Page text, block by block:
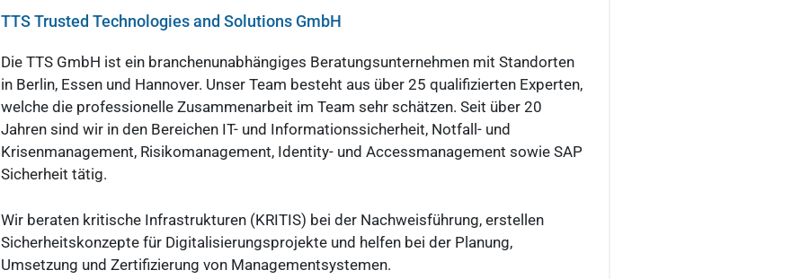
TTS Trusted Technologies and Solutions GmbH
Die TTS GmbH ist ein branchenunabhängiges Beratungsunternehmen mit Standorten
in Berlin, Essen und Hannover. Unser Team besteht aus über 25 qualifizierten Experten,
welche die professionelle Zusammenarbeit im Team sehr schätzen. Seit über 20
Jahren sind wir in den Bereichen IT- und Informationssicherheit, Notfall- und
Krisenmanagement, Risikomanagement, Identity- und Accessmanagement sowie SAP
Sicherheit tätig.
Wir beraten kritische Infrastrukturen (KRITIS) bei der Nachweisführung, erstellen
Sicherheitskonzepte für Digitalisierungsprojekte und helfen bei der Planung,
Umsetzung und Zertifizierung von Managementsystemen.